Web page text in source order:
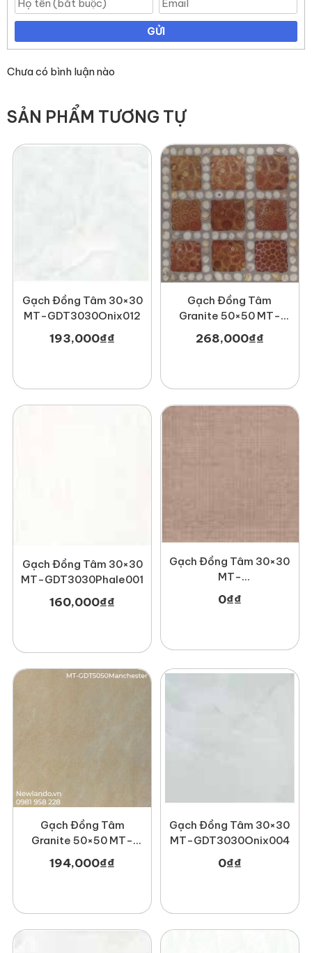
GỬI
Chưa có bình luận nào
SẢN PHẨM TƯƠNG TỰ
Gạch Đồng Tâm 30×30
MT-GDT3030Onix012
193,000₫₫
Gạch Đồng Tâm
Granite 50×50 MT-
268,000₫₫
Gạch Đồng Tâm 30×30
MT-GDT3030Phale001
160,000₫₫
Gạch Đồng Tâm 30×30
MT-
GDT3030Mosaic002
0₫₫
Gạch Đồng Tâm
Granite 50×50 MT-
GDT5050Manchester
194,000₫₫
Gạch Đồng Tâm 30×30
MT-GDT3030Onix004
0₫₫